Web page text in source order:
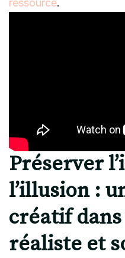
Préserver
l’illusion :
créatif
réaliste et